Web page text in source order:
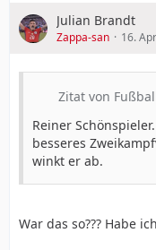
Julian Brandt
Zappa-san 16.
Zitat von
Reiner
besseres
winkt er ab.
War das so??? Habe